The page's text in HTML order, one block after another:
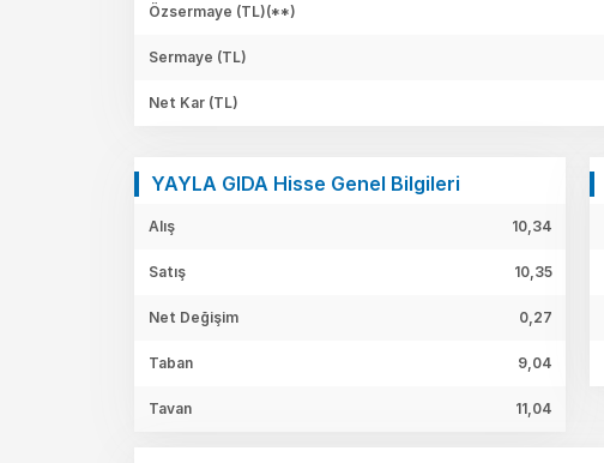
Özsermaye (TL)(**)
Sermaye (TL)
Net Kar (TL)
YAYLA GIDA Hisse Genel Bilgileri
Alış 10,34
Satış 10,35
Net Değişim 0,27
Taban 9,04
Tavan 11,04